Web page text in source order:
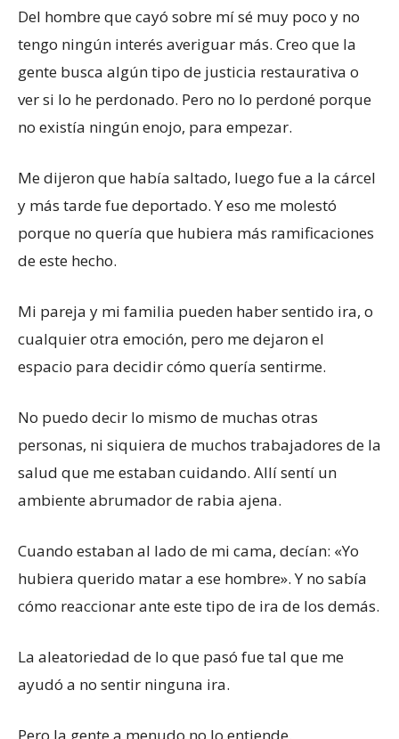
Del hombre que cayó sobre mí sé muy poco y no
tengo ningún interés averiguar más. Creo que la
gente busca algún tipo de justicia restaurativa o
ver si lo he perdonado. Pero no lo perdoné porque
no existía ningún enojo, para empezar.
Me dijeron que había saltado, luego fue a la cárcel
y más tarde fue deportado. Y eso me molestó
porque no quería que hubiera más ramificaciones
de este hecho.
Mi pareja y mi familia pueden haber sentido ira, o
cualquier otra emoción, pero me dejaron el
espacio para decidir cómo quería sentirme.
No puedo decir lo mismo de muchas otras
personas, ni siquiera de muchos trabajadores de la
salud que me estaban cuidando. Allí sentí un
ambiente abrumador de rabia ajena.
Cuando estaban al lado de mi cama, decían: «Yo
hubiera querido matar a ese hombre». Y no sabía
cómo reaccionar ante este tipo de ira de los demás.
La aleatoriedad de lo que pasó fue tal que me
ayudó a no sentir ninguna ira.
Pero la gente a menudo no lo entiende.